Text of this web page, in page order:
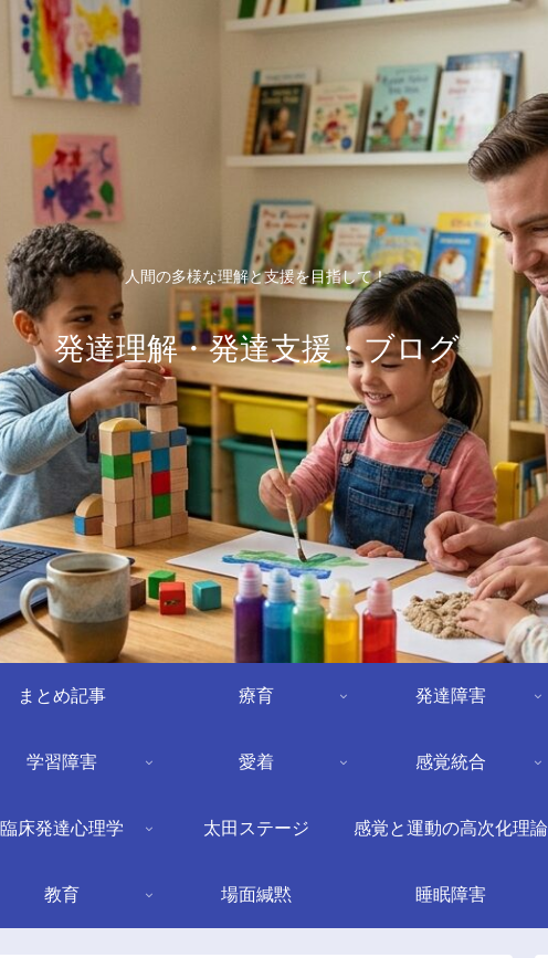
人間の多様な理解と支援を目指して！
発達理解・発達支援・ブログ
まとめ記事 療育 発達障害
学習障害 愛着 感覚統合
臨床発達心理学 太田ステージ 感覚と運動の高次化理論
教育 場面緘黙 睡眠障害